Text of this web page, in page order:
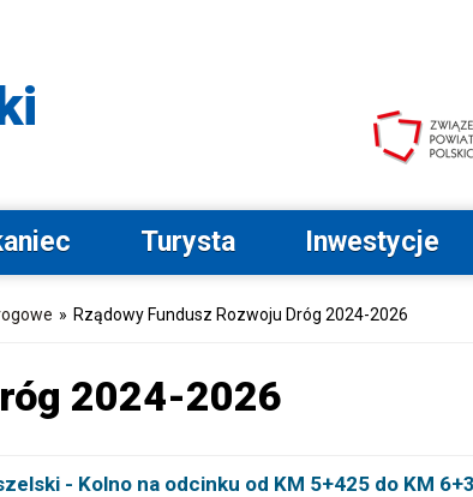
Turysta Inwestycje
» Rządowy Fundusz Rozwoju Dróg 2024-2026
2024-2026
- Kolno na odcinku od KM 5+425 do KM